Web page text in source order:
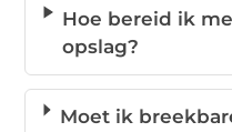
Hoe bereid ik
opslag?
Moet ik